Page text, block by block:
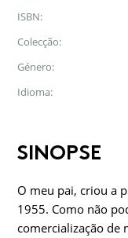
ISBN:
Colecção:
Género:
Idioma:
SINOPSE
O meu pai, criou a
1955. Como não
comercialização de